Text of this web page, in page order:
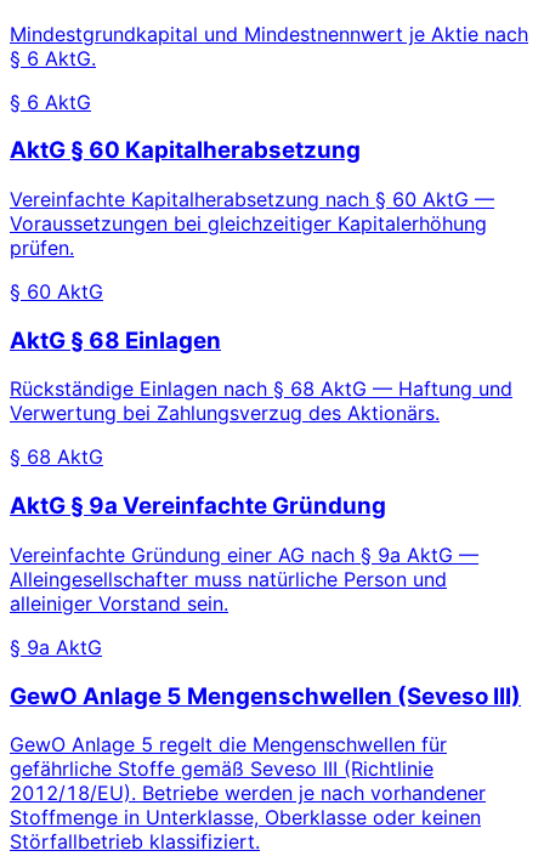
Mindestgrundkapital und Mindestnennwert je Aktie nach
§ 6 AktG.
§ 6 AktG
AktG § 60 Kapitalherabsetzung
Vereinfachte Kapitalherabsetzung nach § 60 AktG —
Voraussetzungen bei gleichzeitiger Kapitalerhöhung
prüfen.
§ 60 AktG
AktG § 68 Einlagen
Rückständige Einlagen nach § 68 AktG — Haftung und
Verwertung bei Zahlungsverzug des Aktionärs.
§ 68 AktG
AktG § 9a Vereinfachte Gründung
Vereinfachte Gründung einer AG nach § 9a AktG —
Alleingesellschafter muss natürliche Person und
alleiniger Vorstand sein.
§ 9a AktG
GewO Anlage 5 Mengenschwellen (Seveso III)
GewO Anlage 5 regelt die Mengenschwellen für
gefährliche Stoffe gemäß Seveso III (Richtlinie
2012/18/EU). Betriebe werden je nach vorhandener
Stoffmenge in Unterklasse, Oberklasse oder keinen
Störfallbetrieb klassifiziert.